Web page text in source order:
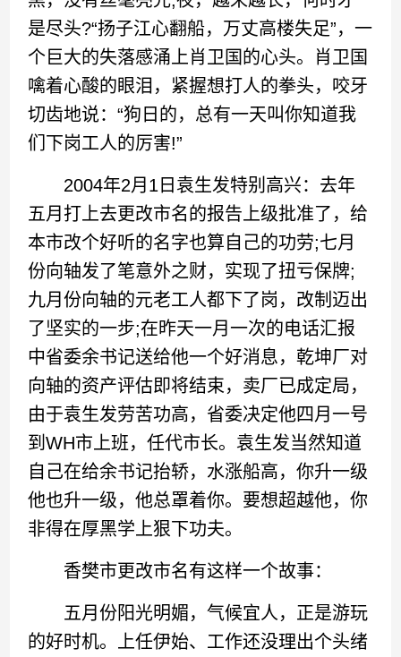
是尽头?“扬子江心翻船，万丈高楼失足”，一
个巨大的失落感涌上肖卫国的心头。肖卫国
噙着心酸的眼泪，紧握想打人的拳头，咬牙
切齿地说：“狗日的，总有一天叫你知道我
们下岗工人的厉害!”
2004年2月1日袁生发特别高兴：去年
五月打上去更改市名的报告上级批准了，给
本市改个好听的名字也算自己的功劳;七月
份向轴发了笔意外之财，实现了扭亏保牌;
九月份向轴的元老工人都下了岗，改制迈出
了坚实的一步;在昨天一月一次的电话汇报
中省委余书记送给他一个好消息，乾坤厂对
向轴的资产评估即将结束，卖厂已成定局，
由于袁生发劳苦功高，省委决定他四月一号
到WH市上班，任代市长。袁生发当然知道
自己在给余书记抬轿，水涨船高，你升一级
他也升一级，他总罩着你。要想超越他，你
非得在厚黑学上狠下功夫。
香樊市更改市名有这样一个故事：
五月份阳光明媚，气候宜人，正是游玩
的好时机。上任伊始、工作还没理出个头绪